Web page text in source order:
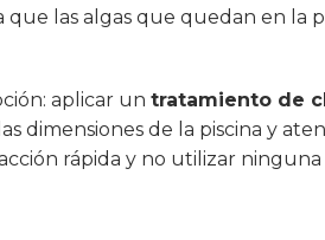
las algas que quedan en la
aplicar un tratamiento de
dimensiones de la piscina y
rápida y no utilizar ninguna